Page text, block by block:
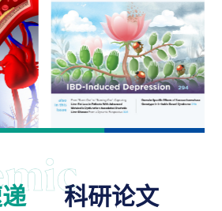
科研论文